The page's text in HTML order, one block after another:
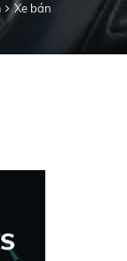
Xe bán